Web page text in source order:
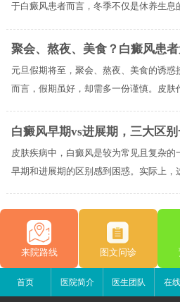
于白癜风患者而言，冬季不仅是休养生息
聚会、熬夜、美食？白癜风患
元旦假期将至，聚会、熬夜、美食的诱
而言，假期虽好，却需多一份谨慎。皮肤作
白癜风早期vs进展期，三大区别
皮肤疾病中，白癜风是较为常见且复杂
早期和进展期的区别感到困惑。实际上，这
来院路线 图文问诊
首页 医院简介 医生团队 在